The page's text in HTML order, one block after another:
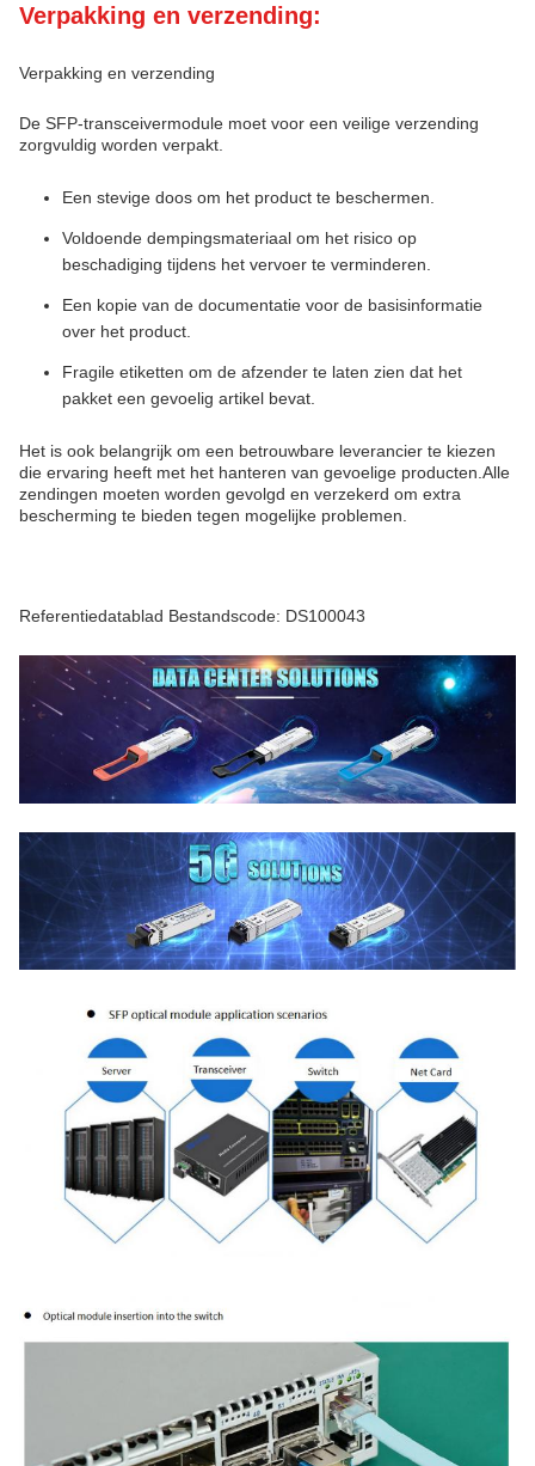
Verpakking en verzending:
Verpakking en verzending
De SFP-transceivermodule moet voor een veilige verzending
zorgvuldig worden verpakt.
Een stevige doos om het product te beschermen.
Voldoende dempingsmateriaal om het risico op
beschadiging tijdens het vervoer te verminderen.
Een kopie van de documentatie voor de basisinformatie
over het product.
Fragile etiketten om de afzender te laten zien dat het
pakket een gevoelig artikel bevat.
Het is ook belangrijk om een betrouwbare leverancier te kiezen
die ervaring heeft met het hanteren van gevoelige producten.Alle
zendingen moeten worden gevolgd en verzekerd om extra
bescherming te bieden tegen mogelijke problemen.
Referentiedatablad Bestandscode: DS100043